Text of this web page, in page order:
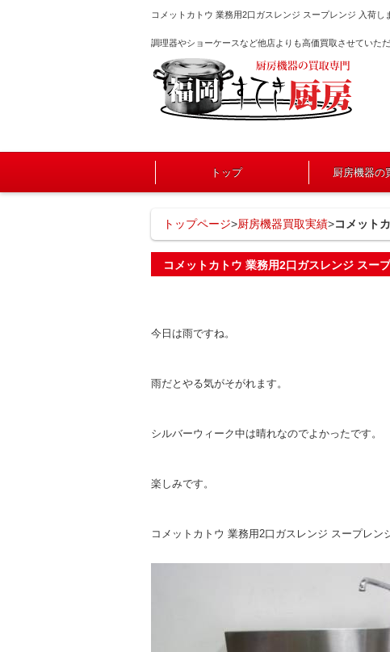
コメットカトウ 業務用2口ガスレンジ スープレンジ 入荷
調理器やショーケースなど他店よりも高価買取させていただ
トップ 厨房機器の
トップページ>厨房機器買取実績>コメット
コメットカトウ 業務用2口ガスレンジ スー
今日は雨ですね。
雨だとやる気がそがれます。
シルバーウィーク中は晴れなのでよかったです。
楽しみです。
コメットカトウ 業務用2口ガスレンジ スープレン